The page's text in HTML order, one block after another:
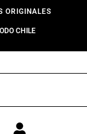
ORIGINALES
CHILE